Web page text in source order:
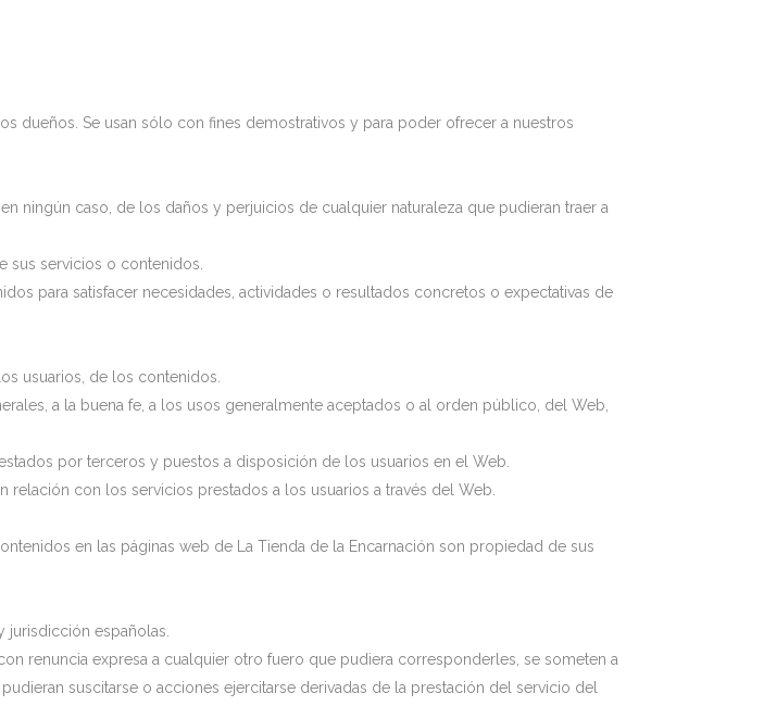
dueños. Se usan sólo con fines demostrativos y para poder ofrecer a nuestros
ningún caso, de los daños y perjuicios de cualquier naturaleza que pudieran traer a
sus servicios o contenidos.
para satisfacer necesidades, actividades o resultados concretos o expectativas de
usuarios, de los contenidos.
a la buena fe, a los usos generalmente aceptados o al orden público, del Web,
por terceros y puestos a disposición de los usuarios en el Web.
con los servicios prestados a los usuarios a través del Web.
en las páginas web de La Tienda de la Encarnación son propiedad de sus
jurisdicción españolas.
renuncia expresa a cualquier otro fuero que pudiera corresponderles, se someten a
suscitarse o acciones ejercitarse derivadas de la prestación del servicio del